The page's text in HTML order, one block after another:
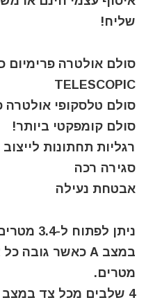
שליח!
TELESCOPIC
סולם טלסקופי אולטרה
סולם קומפקטי ביותר!
רגליות תחתונות
סגירה רכה
אבטחת נעילה
ניתן
מטרים.
4 שלבים מכל צד במצב A